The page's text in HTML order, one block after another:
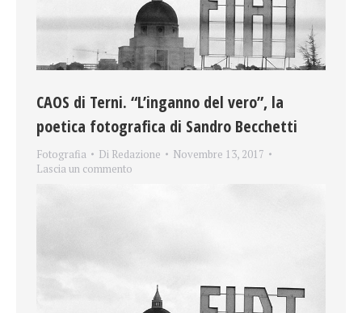
CAOS di Terni. “L’inganno del vero”, la
poetica fotografica di Sandro Becchetti
Fotografia Di Redazione
Novembre 13, 2017
Lascia un commento